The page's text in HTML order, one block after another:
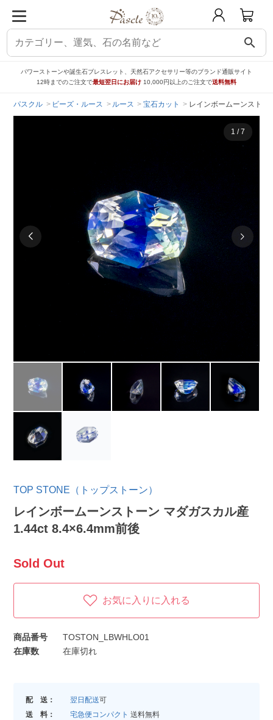
search
パワーストーンや誕生石ブレスレット、天然石アクセサリー等のブランド通販サイト
12時までのご注文で最短翌日にお届け 10,000円以上のご注文で送料無料
パスクル ビーズ・ルース ルース 宝石カット レインボームーンストー
1 /7
TOP STONE（トップストーン）
レインボームーンストーン マダガスカル産
1.44ct 8.4×6.4mm前後
Sold Out
お気に入りに入れる
商品番号
TOSTON_LBWHLO01
在庫数
在庫切れ
配 送： 翌日配送可
送 料：
宅急便コンパクト 送料無料